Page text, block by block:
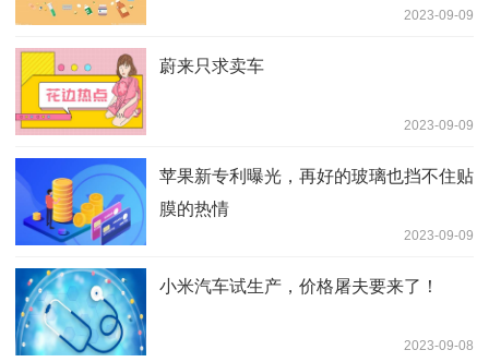
2023-09-09
蔚来只求卖车
2023-09-09
苹果新专利曝光，再好的玻璃也挡不住贴
膜的热情
2023-09-09
小米汽车试生产，价格屠夫要来了！
2023-09-08